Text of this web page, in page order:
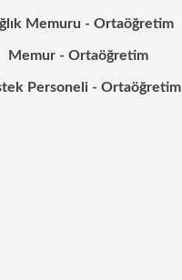
Memuru - Ortaöğretim
Memur - Ortaöğretim
Personeli - Ortaöğretim